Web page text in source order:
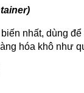
nhất, dùng
hóa khô như